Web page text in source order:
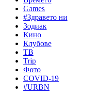
Games
#Здравето ни
Зодиак
Кино
Клубове
ТВ
Trip
Фото
COVID-19
#URBN